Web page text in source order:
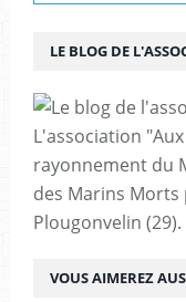
LE BLOG DE
L'association
rayonnement du
des Marins Morts
Plougonvelin (29).
VOUS AIMEREZ